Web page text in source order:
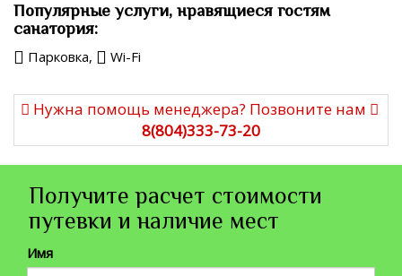
Популярные услуги, нравящиеся гостям
санатория:
Парковка, Wi-Fi
Нужна помощь менеджера? Позвоните нам
8(804)333-73-20
Получите расчет стоимости
путевки и наличие мест
Имя